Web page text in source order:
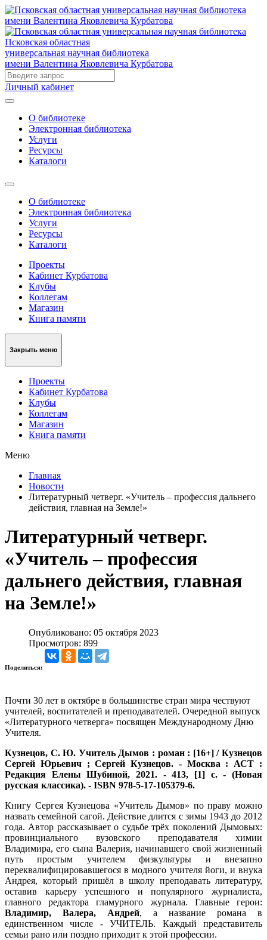
Псковская областная
универсальная научная библиотека
имени Валентина Яковлевича Курбатова
Личный кабинет
О библиотеке
Электронная библиотека
Услуги
Ресурсы
Каталоги
О библиотеке
Электронная библиотека
Услуги
Ресурсы
Каталоги
Проекты
Кабинет Курбатова
Клубы
Коллегам
Магазин
Книга памяти
Закрыть меню
Проекты
Кабинет Курбатова
Клубы
Коллегам
Магазин
Книга памяти
Меню
Главная
Новости
Литературный четверг. «Учитель – профессия дальнего
действия, главная на Земле!»
Литературный четверг.
«Учитель – профессия
дальнего действия, главная
на Земле!»
Опубликовано: 05 октября 2023
Просмотров: 899
Поделиться:
Почти 30 лет в октябре в большинстве стран мира чествуют
учителей, воспитателей и преподавателей. Очередной выпуск
«Литературного четверга» посвящен Международному Дню
Учителя.
Кузнецов, С. Ю. Учитель Дымов : роман : [16+] / Кузнецов
Сергей Юрьевич ; Сергей Кузнецов. - Москва : АСТ :
Редакция Елены Шубиной, 2021. - 413, [1] с. - (Новая
русская классика). - ISBN 978-5-17-105379-6.
Книгу Сергея Кузнецова «Учитель Дымов» по праву можно
назвать семейной сагой. Действие длится с зимы 1943 до 2012
года. Автор рассказывает о судьбе трёх поколений Дымовых:
провинциального вузовского преподавателя химии
Владимира, его сына Валерия, начинавшего свой жизненный
путь простым учителем физкультуры и внезапно
переквалифицировавшегося в модного учителя йоги, и внука
Андрея, который пришёл в школу преподавать литературу,
оставив карьеру успешного и популярного журналиста,
главного редактора гламурного журнала. Главные герои:
Владимир, Валера, Андрей, а название романа в
единственном числе - УЧИТЕЛЬ. Каждый представитель
семьи рано или поздно приходит к этой профессии.